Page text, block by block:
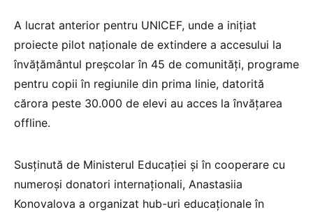
A lucrat anterior pentru UNICEF, unde a inițiat
proiecte pilot naționale de extindere a accesului la
învățământul preșcolar în 45 de comunități, programe
pentru copii în regiunile din prima linie, datorită
cărora peste 30.000 de elevi au acces la învățarea
offline.
Susținută de Ministerul Educației și în cooperare cu
numeroși donatori internaționali, Anastasiia
Konovalova a organizat hub-uri educaționale în